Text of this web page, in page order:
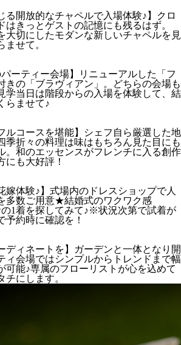
る開放的なチャペルで入場体験♪】クロ
はきっとゲストの記憶にも残るはず。
大切にしたモダンな新しいチャペルを見
せて。
パーティー会場】リニューアルした「フ
きの「ブラヴィアン」。どちらの会場も
学当日は階段からの入場を体験して、結
らませて♪
ルコースを堪能】シェフ自ら厳選した地
季折々の料理は味はもちろん見た目にも
。和のエッセンスがフレンチに入る創作
にも大好評！
嫁体験♪】式場内のドレスショップで人
多数ご用意★結婚式のワクワク感
1着を探してみて♪※状況次第で試着が
予約時に確認を！
ディネートを】ガーデンと一体となり開
ィ会場ではシンプルからトレンドまで幅
可能♪専属のフローリストが心を込めて
チにします。